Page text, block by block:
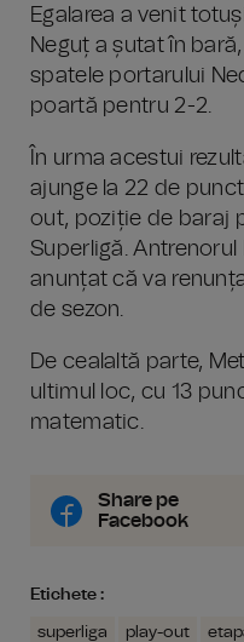
Egalarea a venit
Neguț a șutat în
spatele portarului
poartă pentru 2-2.
În urma acestui
ajunge la 22 de
out, poziție de baraj
Superligă.
anunțat că va
de sezon.
De cealaltă parte,
ultimul loc, cu 13
matematic.
Share pe
Facebook
Etichete :
superliga play-out